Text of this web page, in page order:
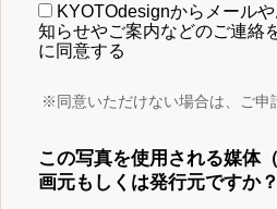
KYOTOdesignからメール
知らせやご案内などのご連絡
に同意する
※同意いただけない場合は、ご申
この写真を使用される媒体
画元もしくは発行元ですか？